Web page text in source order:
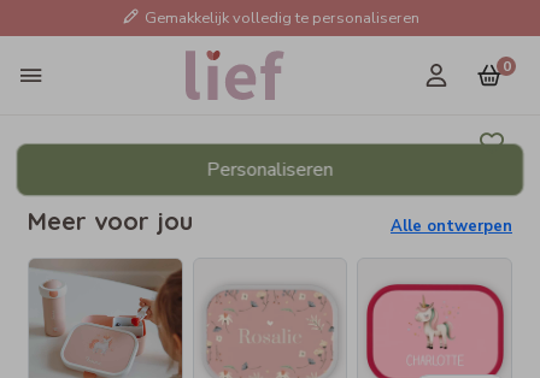
Gemakkelijk volledig te personaliseren
0
Personaliseren
Meer voor jou Alle ontwerpen